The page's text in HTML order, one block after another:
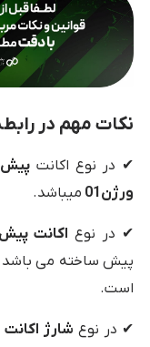
نکات مهم در
✔ در نوع اکانت پیش
ورژن01
میباشد.
✔ در نوع اکانت
پیش ساخته می
است.
✔ در نوع شارژ